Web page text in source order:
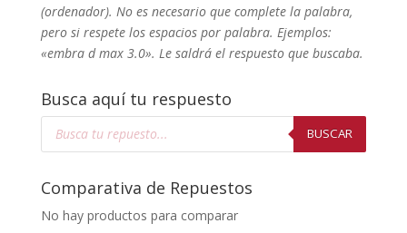
(ordenador). Noes necesario que complete la palabra,
pero si respete los espacios por palabra. Ejemplos:
«embra d max 3.0». Le saldrá el respuesto que buscaba.
Busca aquí tu respuesto
Búsqueda
BUSCAR
Comparativa de Repuestos
No hay productos para comparar